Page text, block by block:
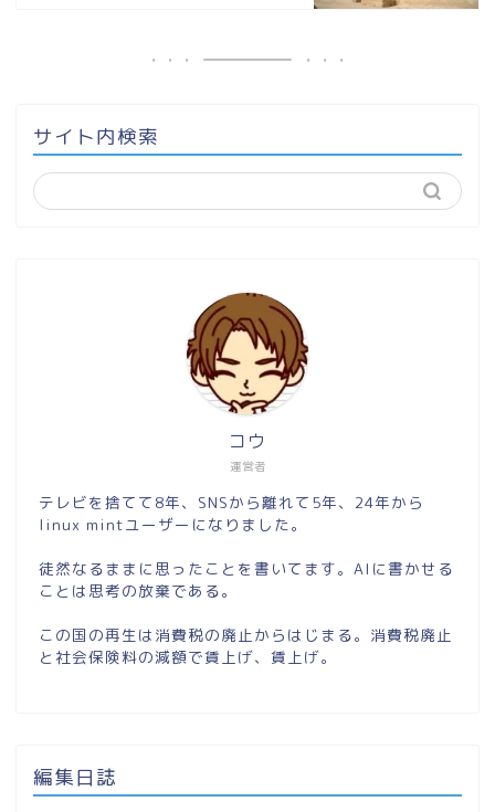
サイト内検索
運営者
コウ
テレビを捨てて8年、SNSから離れて5年、24年から
linux mintユーザーになりました。
徒然なるままに思ったことを書いてます。AIに書かせる
ことは思考の放棄である。
この国の再生は消費税の廃止からはじまる。消費税廃止
と社会保険料の減額で賃上げ、賃上げ。
編集日誌